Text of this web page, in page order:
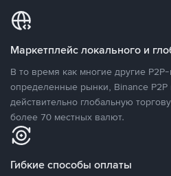
Маркетплейс локального и
В то время как многие другие
определенные рынки, Binance P2P
действительно глобальную
более 70 местных валют.
Гибкие способы оплаты